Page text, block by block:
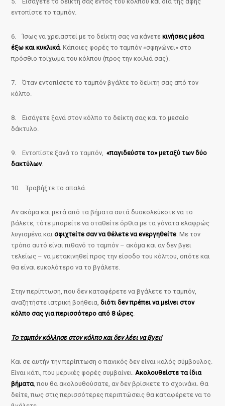
εντοπίστε το ταμπόν.
6. Ίσως να χρειαστεί με το δείκτη σας να κάνετεκινήσεις μέσα
έξω και κυκλικά. Κάποιες φορές το ταμπόν «σφηνώνει» στο
πρόσθιο τοίχωμα του κόλπου (προς την κοιλιά σας).
7. Όταν εντοπίσετε το ταμπόν βγάλτε το δείκτη σας από τον
κόλπο.
8. Εισάγετε ξανά στον κόλπο το δείκτη σας και το μεσαίο
δάκτυλο.
9. Εντοπίστε ξανά το ταμπόν,«παγιδεύστε το» μεταξύ των δύο
δακτύλων.
10. Τραβήξτε το απαλά.
Αν ακόμα και μετά από τα βήματα αυτά δυσκολεύεστε να το
βάλετε, τότε μπορείτε να σταθείτε όρθια με τα γόνατα ελαφρώς
λυγισμένα και σφιχτείτε σαν να θέλετε να ενεργηθείτε. Με τον
τρόπο αυτό είναι πιθανό το ταμπόν – ακόμα και αν δεν βγει
τελείως – να μετακινηθεί προς την είσοδο του κόλπου, οπότε και
θα είναι ευκολότερο να το βγάλετε.
Στην περίπτωση, που δεν καταφέρετε να βγάλετε το ταμπόν,
αναζητήστε ιατρική βοήθεια,διότι δεν πρέπει να μείνει στον
κόλπο σας για περισσότερο από 8 ώρες.
Το ταμπόν κόλλησε στον κόλπο και δεν λέει να βγει!
Και σε αυτήν την περίπτωση ο πανικός δεν είναι καλός σύμβουλος.
Είναι κάτι, που μερικές φορές συμβαίνει.Ακολουθείστε τα ίδια
βήματα, που θα ακολουθούσατε, αν δεν βρίσκετε το σχοινάκι. Θα
δείτε, πως στις περισσότερες περιπτώσεις θα καταφέρετε να το